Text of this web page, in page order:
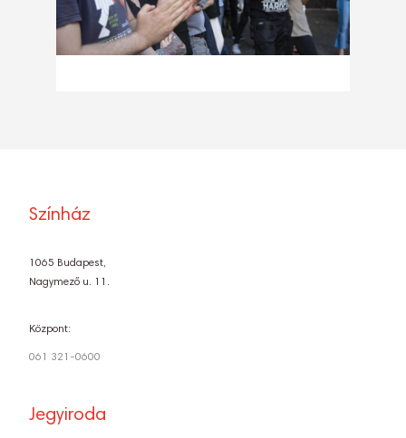
Színház
1065 Budapest,
Nagymező u. 11.
Központ:
061 321-0600
Jegyiroda